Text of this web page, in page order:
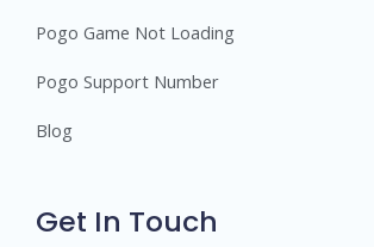
Pogo Game Not Loading
Pogo Support Number
Blog
Get In Touch